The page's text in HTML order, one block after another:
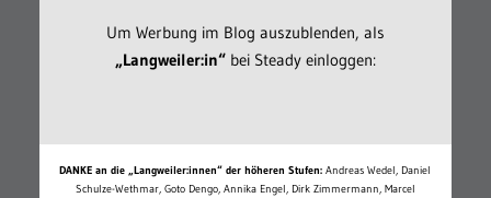
Um Werbung im Blog auszublenden, als
„Langweiler:in“bei Steady einloggen:
DANKE an die „Langweiler:innen“ der höheren Stufen: Andreas Wedel, Daniel
Schulze-Wethmar, Goto Dengo, Annika Engel, Dirk Zimmermann, Marcel